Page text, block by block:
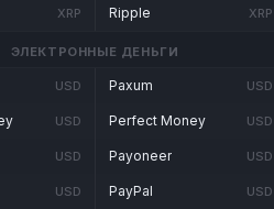
XRP Ripple XRP
ЭЛЕКТРОННЫЕ ДЕНЬГИ
USD
USD
USD
USD
Paxum USD
Perfect Money USD
Payoneer USD
PayPal USD